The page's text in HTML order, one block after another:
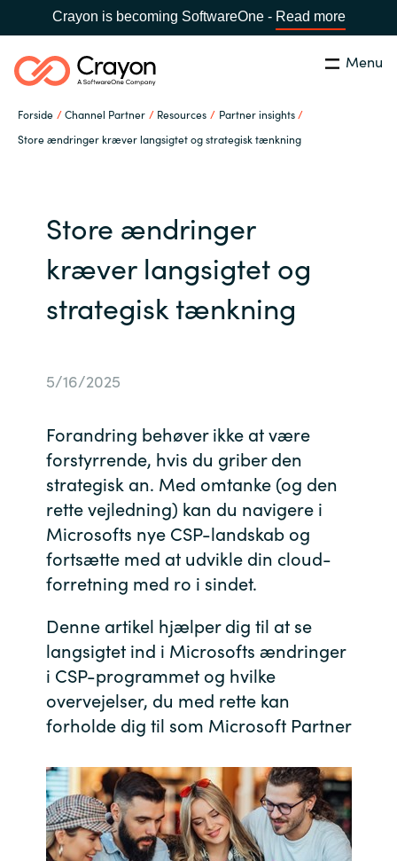
Crayon is becoming SoftwareOne - Read more
Menu
Forside Channel Partner Resources
Partner insights
Store ændringer kræver langsigtet og strategisk tænkning
Global site
Africa
Czechia
Denmark
Estonia
France
Germany
Hungary
Iceland
India
Søg Luk
Om os
Softwarepartnere
Channel Partner
Viden
Karriere
Kontakt os
Store ændringer
kræver langsigtet og
strategisk tænkning
5/16/2025
Forandring behøver ikke at være
forstyrrende, hvis du griber den
strategisk an. Med omtanke (og den
rette vejledning) kan du navigere i
Microsofts nye CSP-landskab og
fortsætte med at udvikle din cloud-
forretning med ro i sindet.
Denne artikel hjælper dig til at se
langsigtet ind i Microsofts ændringer
i CSP-programmet og hvilke
overvejelser, du med rette kan
forholde dig til som Microsoft Partner